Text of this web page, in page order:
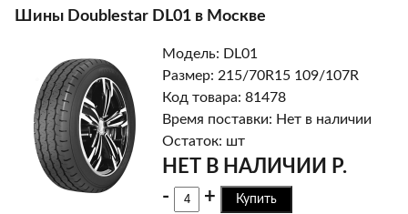
Найти
Шины Doublestar DL01 в Москве
Модель: DL01
Размер: 215/70R15 109/107R
Код товара: 81478
Время поставки: Нет в наличии
Остаток: шт
НЕТ В НАЛИЧИИ Р.
-
+ Купить